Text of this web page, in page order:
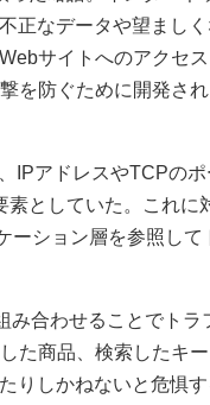
正なデータや望まし
サイトへのアクセ
を防ぐために開発さ
IPアドレスやTCPの
としていた。これに
ーション層を参照し
み合わせることでト
た商品、検索したキ
りしかねないと危惧